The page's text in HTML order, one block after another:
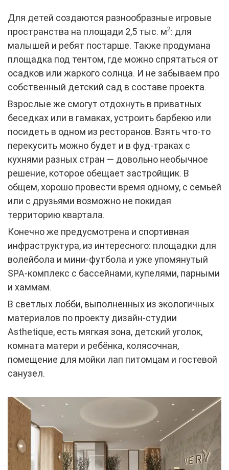
Для детей создаются разнообразные игровые
пространства на площади 2,5 тыс. м2: для
малышей и ребят постарше. Также продумана
площадка под тентом, где можно спрятаться от
осадков или жаркого солнца. И не забываем про
собственный детский сад в составе проекта.
Взрослые же смогут отдохнуть в приватных
беседках или в гамаках, устроить барбекю или
посидеть в одном из ресторанов. Взять что-то
перекусить можно будет и в фуд-траках с
кухнями разных стран — довольно необычное
решение, которое обещает застройщик. В
общем, хорошо провести время одному, с семьёй
или с друзьями возможно не покидая
территорию квартала.
Конечно же предусмотрена и спортивная
инфраструктура, из интересного: площадки для
волейбола и мини-футбола и уже упомянутый
SPA-комплекс с бассейнами, купелями, парными
и хаммам.
В светлых лобби, выполненных из экологичных
материалов по проекту дизайн-студии
Asthetique, есть мягкая зона, детский уголок,
комната матери и ребёнка, колясочная,
помещение для мойки лап питомцам и гостевой
санузел.